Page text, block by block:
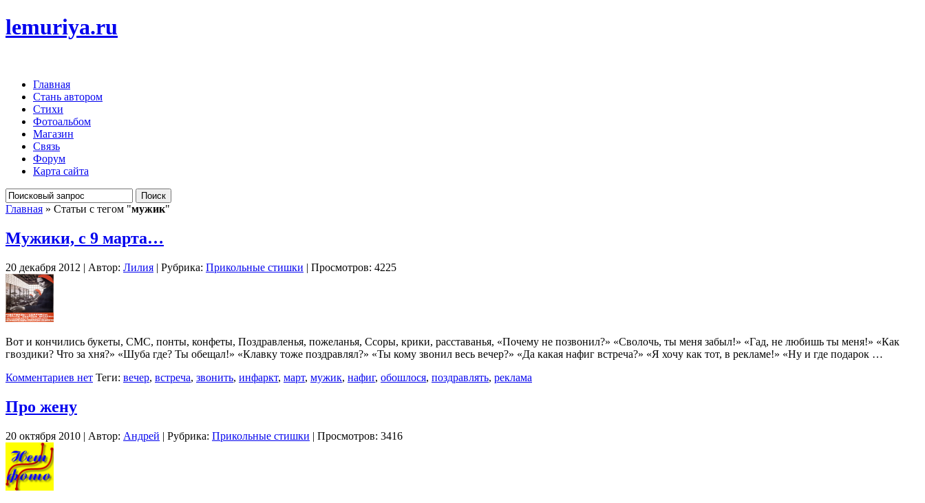
lemuriya.ru
Главная
Стань автором
Стихи
Фотоальбом
Магазин
Связь
Форум
Карта сайта
Главная » Статьи с тегом "мужик"
Мужики, с 9 марта…
20 декабря 2012 | Автор: Лилия | Рубрика: Прикольные стишки | Просмотров: 4225
Вот и кончились букеты, СМС, понты, конфеты, Поздравленья, пожеланья, Ссоры, крики, расставанья, «Почему не позвонил?» «Сволочь, ты меня забыл!» «Гад, не любишь ты меня!» «Как
гвоздики? Что за хня?» «Шуба где? Ты обещал!» «Клавку тоже поздравлял?» «Ты кому звонил весь вечер?» «Да какая нафиг встреча?» «Я хочу как тот, в рекламе!» «Ну и где подарок …
Комментариев нет Теги: вечер, встреча, звонить, инфаркт, март, мужик, нафиг, обошлося, поздравлять, реклама
Про жену
20 октября 2010 | Автор: Андрей | Рубрика: Прикольные стишки | Просмотров: 3416